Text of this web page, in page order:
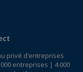
privé d'entreprises
entreprises | 4 000